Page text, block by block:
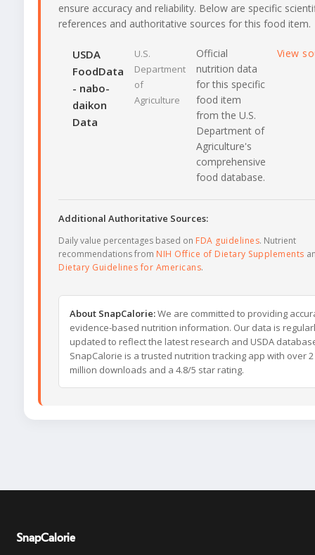
ensure accuracy and reliability. Below are specific
references and authoritative sources for this food item.
USDA
FoodData
- nabo-
daikon
Data
U.S.
Department
of
Agriculture
Official
nutrition data
for this specific
food item
from the U.S.
Department of
Agriculture's
comprehensive
food database.
View
Additional Authoritative Sources:
Daily value percentages based on FDA guidelines. Nutrient
recommendations from NIH Office of Dietary Supplements
Dietary Guidelines for Americans.
About SnapCalorie:We are committed to providing
evidence-based nutrition information. Our data is
updated to reflect the latest research and USDA
SnapCalorie is a trusted nutrition tracking app with over 2
million downloads and a 4.8/5 star rating.
SnapCalorie